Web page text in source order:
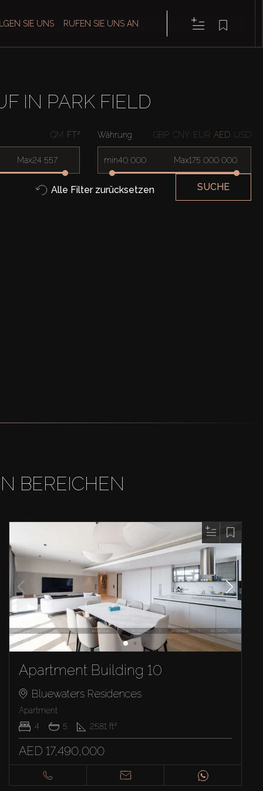
SIE UNS RUFEN SIE UNS AN
IN PARK FIELD
QM FT²
Max
Währung GBP CNY EUR AED USD
min Max
Alle Filter zurücksetzen SUCHE
BEREICHEN
Apartment Building 10
Bluewaters Residences
Apartment
4
5 2581 ft²
AED 17,490,000